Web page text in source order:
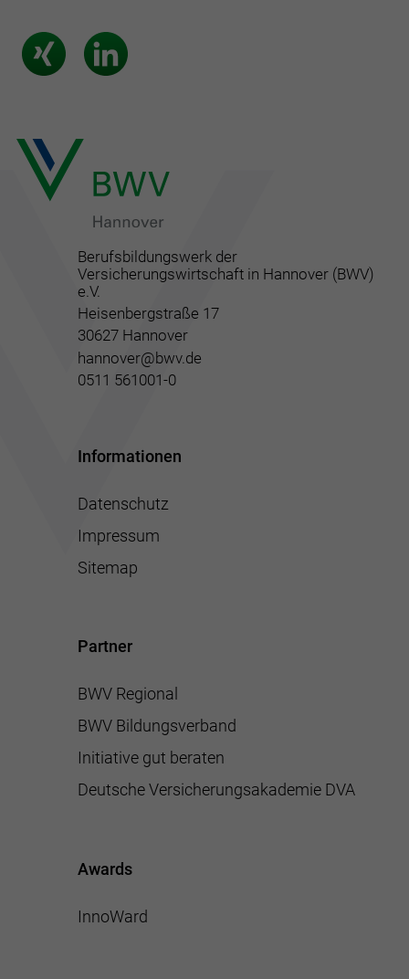
Berufsbildungswerk der
Versicherungswirtschaft in Hannover (BWV)
e.V.
Heisenbergstraße 17
30627 Hannover
hannover@bwv.de
0511 561001-0
Informationen
Datenschutz
Impressum
Sitemap
Partner
BWV Regional
BWV Bildungsverband
Initiative gut beraten
Deutsche Versicherungsakademie DVA
Awards
InnoWard